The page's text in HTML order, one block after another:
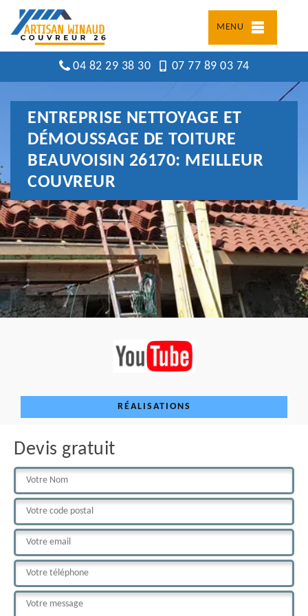
MENU
04 82 29 38 30 07 77 89 03 74
ENTREPRISE NETTOYAGE ET
DÉMOUSSAGE DE TOITURE
BEAUVOISIN 26170: MEILLEUR
COUVREUR
RÉALISATIONS
Devis gratuit